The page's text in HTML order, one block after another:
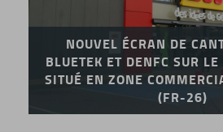
NOUVEL ÉCRAN DE
BLUETEK ET DENFC SUR
SITUÉ EN ZONE
(FR-26)